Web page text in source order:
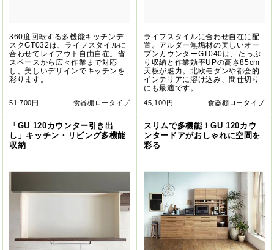
360度回転する多機能キッチンデ
スクGT032は、ライフスタイルに
合わせてレイアウト自由自在。省
スペースから広々作業まで対応
し、美しいデザインでキッチンを
彩ります。
51,700円 食器棚ロータイプ
ライフスタイルに合わせ自在に配
置。アルダー無垢材の美しいオー
プンカウンターGT040は、たっぷ
り収納と作業効率UPの高さ85cm
天板が魅力。北欧モダンや都会的
インテリアに溶け込み、間仕切り
にも最適です。
45,100円 食器棚ロータイプ
「GU 120カウンター引き出
し」キッチン・リビング多機能
収納
スリムで多機能！GU 120カウ
ンタードアがおしゃれに空間を
彩る